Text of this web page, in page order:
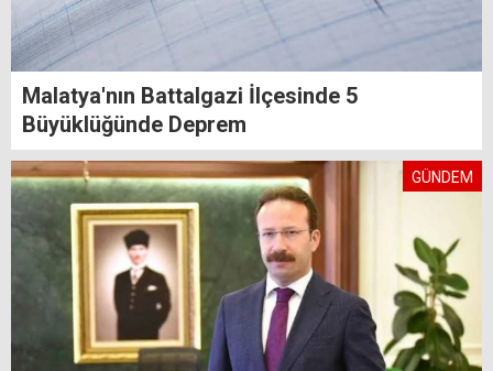
Malatya'nın Battalgazi İlçesinde 5
Büyüklüğünde Deprem
GÜNDEM